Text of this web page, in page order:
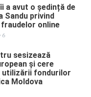
a avut o ședință de
Sandu privind
online
6
sesizează
și cere
utilizării fondurilor
Moldova